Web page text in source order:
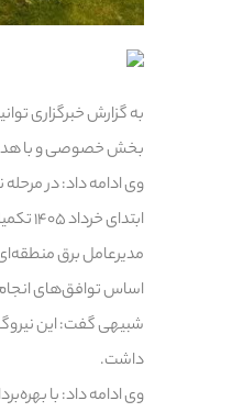
به گزارش خبرگزاری
بخش خصوصی و با هدف
ابتدای خرداد ۱۴۰۵ تکمیل خواهد شد.
مدیرعامل برق منطقه‌ای
اساس توافق‌های انجام‌شده، زمینی به
شبیهی گفت: این
داشت.
وی ادامه داد: با